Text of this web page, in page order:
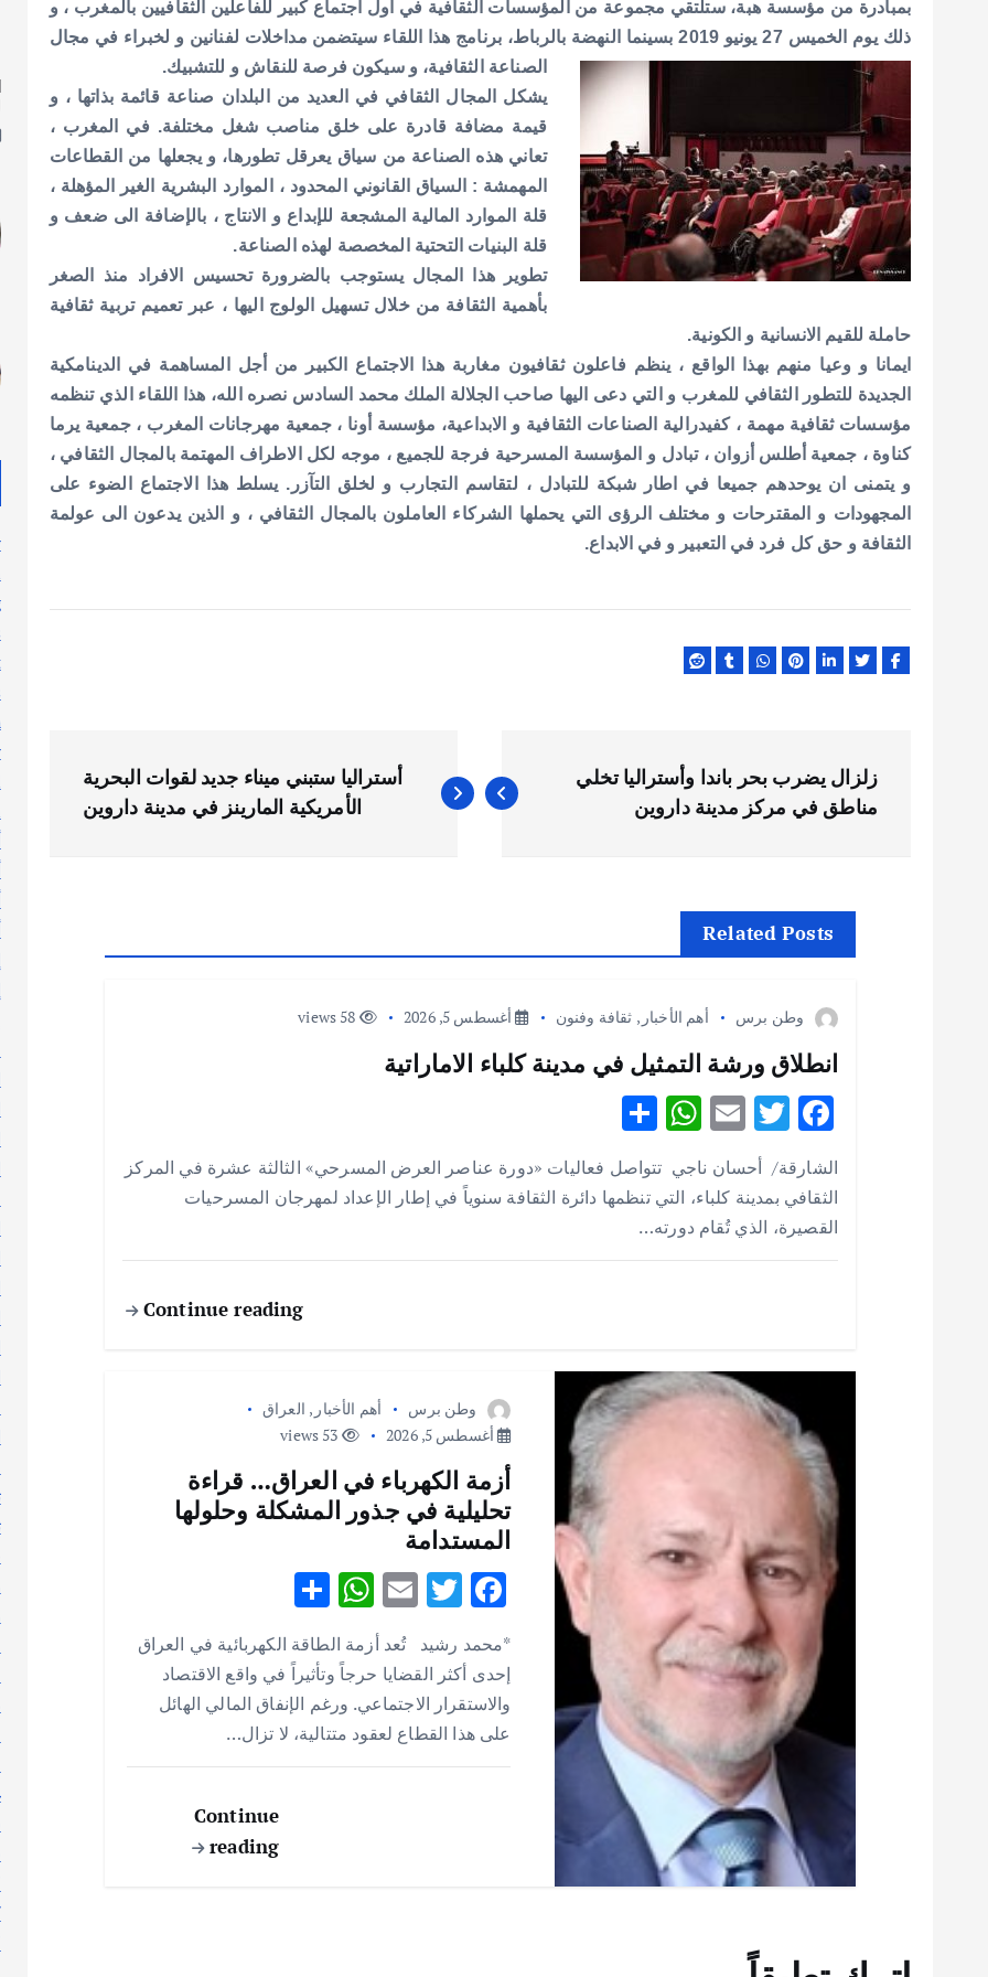
o
o
k
r
A
p
بمبادرة من مؤسسة هبة، ستلتقي مجموعة من المؤسسات الثقافية في أول اجتماع كبير للفاعلين الثقافيين بالمغرب ، و
ذلك يوم الخميس 27 يونيو 2019 بسينما النهضة بالرباط، برنامج هذا اللقاء سيتضمن مداخلات لفنانين و لخبراء في مجال
الصناعة الثقافية، و سيكون فرصة للنقاش و للتشبيك.
يشكل المجال الثقافي في العديد من البلدان صناعة قائمة بذاتها ، و
قيمة مضافة قادرة على خلق مناصب شغل مختلفة. في المغرب ،
تعاني هذه الصناعة من سياق يعرقل تطورها، و يجعلها من القطاعات
المهمشة : السياق القانوني المحدود ، الموارد البشرية الغير المؤهلة ،
قلة الموارد المالية المشجعة للإبداع و الانتاج ، بالإضافة الى ضعف و
قلة البنيات التحتية المخصصة لهذه الصناعة.
تطوير هذا المجال يستوجب بالضرورة تحسيس الافراد منذ الصغر
بأهمية الثقافة من خلال تسهيل الولوج اليها ، عبر تعميم تربية ثقافية
حاملة للقيم الانسانية و الكونية.
ايمانا و وعيا منهم بهذا الواقع ، ينظم فاعلون ثقافيون مغاربة هذا الاجتماع الكبير من أجل المساهمة في الدينامكية
الجديدة للتطور الثقافي للمغرب و التي دعى اليها صاحب الجلالة الملك محمد السادس نصره الله، هذا اللقاء الذي تنظمه
مؤسسات ثقافية مهمة ، كفيدرالية الصناعات الثقافية و الابداعية، مؤسسة أونا ، جمعية مهرجانات المغرب ، جمعية يرما
كناوة ، جمعية أطلس أزوان ، تبادل و المؤسسة المسرحية فرجة للجميع ، موجه لكل الاطراف المهتمة بالمجال الثقافي ،
و يتمنى ان يوحدهم جميعا في اطار شبكة للتبادل ، لتقاسم التجارب و لخلق التآزر. يسلط هذا الاجتماع الضوء على
المجهودات و المقترحات و مختلف الرؤى التي يحملها الشركاء العاملون بالمجال الثقافي ، و الذين يدعون الى عولمة
الثقافة و حق كل فرد في التعبير و في الابداع.
ص
زلزال يضرب بحر باندا وأستراليا تخلي
مناطق في مركز مدينة داروين
أستراليا ستبني ميناء جديد لقوات البحرية
الأمريكية المارينز في مدينة داروين
Related Posts
وطن برس أهم الأخبار , ثقافة وفنون أغسطس 5, 2026
انطلاق ورشة التمثيل في مدينة كلباء الاماراتية
F
e
b
o
T
w
it
te
r
E
m
ai
l
W
at
s
A
h
ar
e
الشارقة/ أحسان ناجي تتواصل فعاليات «دورة عناصر العرض المسرحي» الثالثة عشرة في المركز
الثقافي بمدينة كلباء، التي تنظمها دائرة الثقافة سنوياً في إطار الإعداد لمهرجان المسرحيات
القصيرة، الذي تُقام دورته…
Continue reading
وطن برس أهم الأخبار , العراق
أغسطس 5, 2026
أزمة الكهرباء في العراق… قراءة
تحليلية في جذور المشكلة وحلولها
المستدامة
F
e
b
o
o
T
w
it
te
r
E
m
ai
l
W
h
at
s
A
p
S
h
ar
e
*محمد رشيد تُعد أزمة الطاقة الكهربائية في العراق
إحدى أكثر القضايا حرجاً وتأثيراً في واقع الاقتصاد
والاستقرار الاجتماعي. ورغم الإنفاق المالي الهائل
على هذا القطاع لعقود متتالية، لا تزال…
Continue
reading